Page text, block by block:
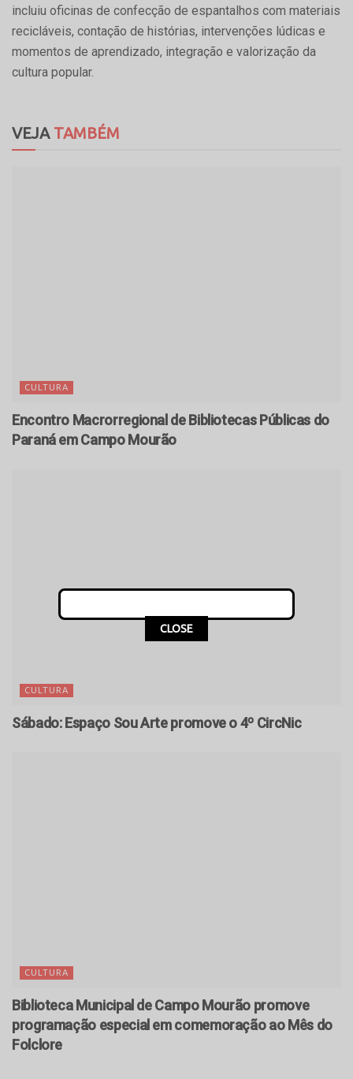
incluiu oficinas de confecção de espantalhos com materiais
recicláveis, contação de histórias, intervenções lúdicas e
momentos de aprendizado, integração e valorização da
cultura popular.
VEJATAMBÉM
CULTURA
Encontro Macrorregional de Bibliotecas Públicas do
Paraná em Campo Mourão
CULTURA
Sábado: Espaço Sou Arte promove o 4º CircNic
CULTURA
Biblioteca Municipal de Campo Mourão promove
programação especial em comemoração ao Mês do
Folclore
CLOSE